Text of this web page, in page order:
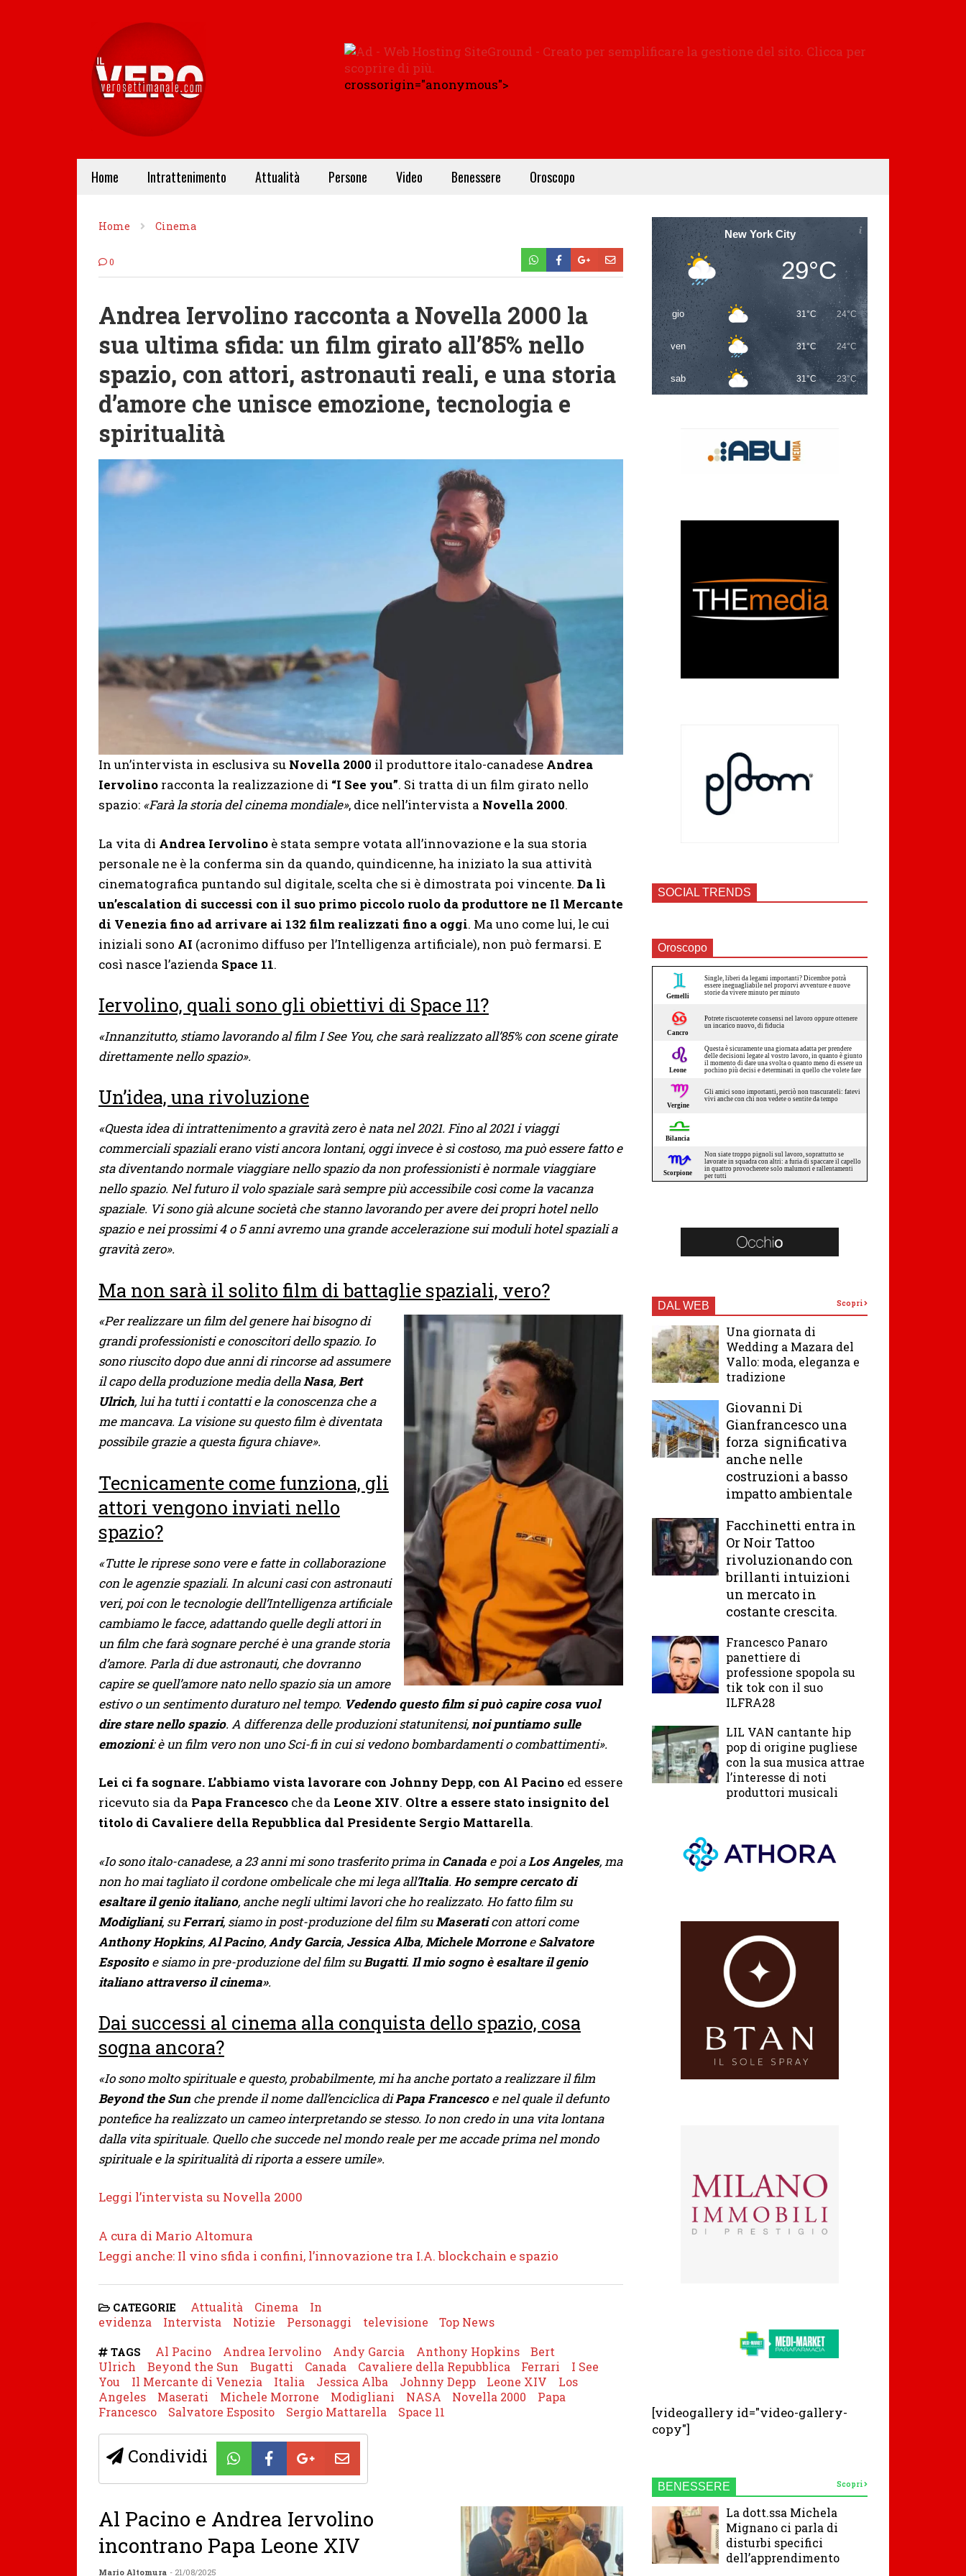
crossorigin="anonymous">
Home Intrattenimento Attualità Persone Video Benessere Oroscopo
Home Cinema
0
Andrea Iervolino racconta a Novella 2000 la
sua ultima sfida: un film girato all’85% nello
spazio, con attori, astronauti reali, e una storia
d’amore che unisce emozione, tecnologia e
spiritualità
In un’intervista in esclusiva su Novella 2000 il produttore italo-canadese Andrea
Iervolino racconta la realizzazione di “I See you”. Si tratta di un film girato nello
spazio: «Farà la storia del cinema mondiale», dice nell’intervista a Novella 2000.
La vita di Andrea Iervolino è stata sempre votata all’innovazione e la sua storia
personale ne è la conferma sin da quando, quindicenne, ha iniziato la sua attività
cinematografica puntando sul digitale, scelta che si è dimostrata poi vincente. Da lì
un’escalation di successi con il suo primo piccolo ruolo da produttore ne Il Mercante
di Venezia fino ad arrivare ai 132 film realizzati fino a oggi. Ma uno come lui, le cui
iniziali sono AI (acronimo diffuso per l’Intelligenza artificiale), non può fermarsi. E
così nasce l’azienda Space 11.
Iervolino, quali sono gli obiettivi di Space 11?
«Innanzitutto, stiamo lavorando al film I See You, che sarà realizzato all’85% con scene girate
direttamente nello spazio».
Un’idea, una rivoluzione
«Questa idea di intrattenimento a gravità zero è nata nel 2021. Fino al 2021 i viaggi
commerciali spaziali erano visti ancora lontani, oggi invece è sì costoso, ma può essere fatto e
sta diventando normale viaggiare nello spazio da non professionisti è normale viaggiare
nello spazio. Nel futuro il volo spaziale sarà sempre più accessibile così come la vacanza
spaziale. Vi sono già alcune società che stanno lavorando per avere dei propri hotel nello
spazio e nei prossimi 4 o 5 anni avremo una grande accelerazione sui moduli hotel spaziali a
gravità zero».
Ma non sarà il solito film di battaglie spaziali, vero?
«Per realizzare un film del genere hai bisogno di
grandi professionisti e conoscitori dello spazio. Io
sono riuscito dopo due anni di rincorse ad assumere
il capo della produzione media dellaNasa,Bert
Ulrich, lui ha tutti i contatti e la conoscenza che a
me mancava. La visione su questo film è diventata
possibile grazie a questa figura chiave».
Tecnicamente come funziona, gli
attori vengono inviati nello
spazio?
«Tutte le riprese sono vere e fatte in collaborazione
con le agenzie spaziali. In alcuni casi con astronauti
veri, poi con le tecnologie dell’Intelligenza artificiale
cambiamo le facce, adattando quelle degli attori in
un film che farà sognare perché è una grande storia
d’amore. Parla di due astronauti, che dovranno
capire se quell’amore nato nello spazio sia un amore
estivo o un sentimento duraturo nel tempo. Vedendo questo film si può capire cosa vuol
dire stare nello spazio. A differenza delle produzioni statunitensi,noi puntiamo sulle
emozioni: è un film vero non uno Sci-fi in cui si vedono bombardamenti o combattimenti».
Lei ci fa sognare. L’abbiamo vista lavorare con Johnny Depp, con Al Pacino ed essere
ricevuto sia da Papa Francesco che da Leone XIV. Oltre a essere stato insignito del
titolo di Cavaliere della Repubblica dal Presidente Sergio Mattarella.
«Io sono italo-canadese, a 23 anni mi sono trasferito prima in Canada e poi aLos Angeles, ma
non ho mai tagliato il cordone ombelicale che mi lega all’Italia.Ho sempre cercato di
esaltare il genio italiano, anche negli ultimi lavori che ho realizzato. Ho fatto film su
Modigliani, suFerrari, siamo in post-produzione del film suMaseraticon attori come
Anthony Hopkins,Al Pacino,Andy Garcia, Jessica Alba,Michele MorroneeSalvatore
Espositoe siamo in pre-produzione del film suBugatti.Il mio sogno è esaltare il genio
italiano attraverso il cinema».
Dai successi al cinema alla conquista dello spazio, cosa
sogna ancora?
«Io sono molto spirituale e questo, probabilmente, mi ha anche portato a realizzare il film
Beyond the Sun che prende il nome dall’enciclica diPapa Francescoe nel quale il defunto
pontefice ha realizzato un cameo interpretando se stesso. Io non credo in una vita lontana
dalla vita spirituale. Quello che succede nel mondo reale per me accade prima nel mondo
spirituale e la spiritualità di riporta a essere umile».
Leggi l’intervista su Novella 2000
A cura di Mario Altomura
Leggi anche: Il vino sfida i confini, l’innovazione tra I.A. blockchain e spazio
CATEGORIE Attualità Cinema
In
evidenza
Intervista Notizie Personaggi televisione Top News
TAGS Al Pacino Andrea Iervolino Andy Garcia Anthony Hopkins
Bert
Ulrich
Beyond the Sun Bugatti Canada Cavaliere della Repubblica Ferrari
I See
You
Il Mercante di Venezia Italia Jessica Alba Johnny Depp Leone XIV
Los
Angeles
Maserati Michele Morrone Modigliani NASA Novella 2000
Papa
Francesco
Salvatore Esposito Sergio Mattarella Space 11
Condividi
Al Pacino e Andrea Iervolino
incontrano Papa Leone XIV
Mario Altomura - 21/08/2025
New York City
29°C
gio 31°C 24°C
ven 31°C 24°C
sab 31°C 23°C
SOCIAL TRENDS
Oroscopo
DAL WEB Scopri
Una giornata di
Wedding a Mazara del
Vallo: moda, eleganza e
tradizione
Giovanni Di
Gianfrancesco una
forza significativa
anche nelle
costruzioni a basso
impatto ambientale
Facchinetti entra in
Or Noir Tattoo
rivoluzionando con
brillanti intuizioni
un mercato in
costante crescita.
Francesco Panaro
panettiere di
professione spopola su
tik tok con il suo
ILFRA28
LIL VAN cantante hip
pop di origine pugliese
con la sua musica attrae
l’interesse di noti
produttori musicali
[videogallery id="video-gallery-
copy"]
BENESSERE Scopri
La dott.ssa Michela
Mignano ci parla di
disturbi specifici
dell’apprendimento